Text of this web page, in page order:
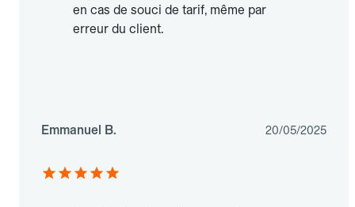
en cas de souci de tarif, même par
erreur du client.
Emmanuel B. 20/05/2025